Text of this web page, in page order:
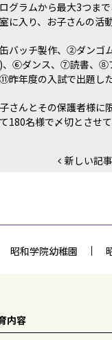
グラムから最大3つま
に入り、お子さんの活
バッチ製作、②ダン
、⑥ダンス、⑦読書、⑧
昨年度の入試で出題し
さんとその保護者様
180名様で〆切とさせて
新しい記事
昭和学院幼稚園
内容